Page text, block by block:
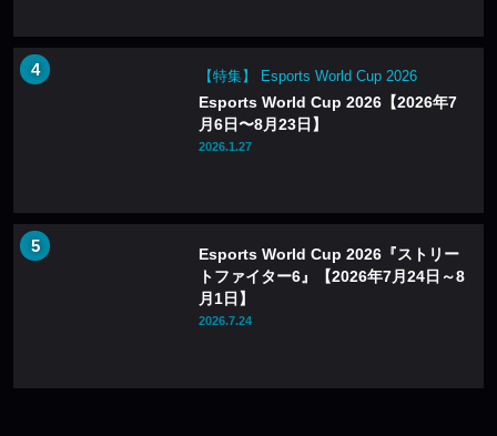
【特集】 Esports World Cup 2026
Esports World Cup 2026【2026年7
月6日〜8月23日】
2026.1.27
Esports World Cup 2026『ストリー
トファイター6』【2026年7月24日～8
月1日】
2026.7.24